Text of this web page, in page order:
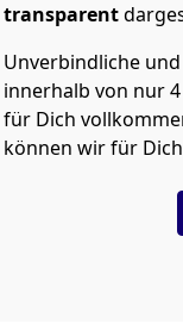
transparent
Unverbindliche
innerhalb von nur4
für Dich
können wir für